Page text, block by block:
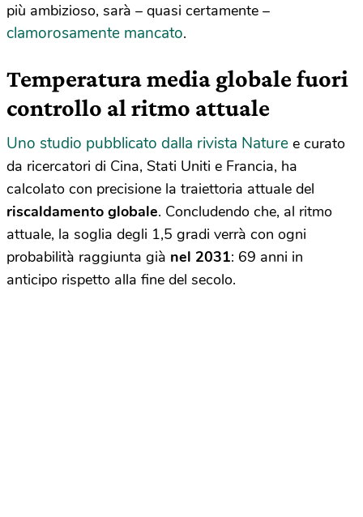
più ambizioso, sarà – quasi certamente –
clamorosamente mancato.
Temperatura media globale fuori
controllo al ritmo attuale
Uno studio pubblicato dalla rivista Nature e curato
da ricercatori di Cina, Stati Uniti e Francia, ha
calcolato con precisione la traiettoria attuale del
riscaldamento globale. Concludendo che, al ritmo
attuale, la soglia degli 1,5 gradi verrà con ogni
probabilità raggiunta già nel 2031: 69 anni in
anticipo rispetto alla fine del secolo.